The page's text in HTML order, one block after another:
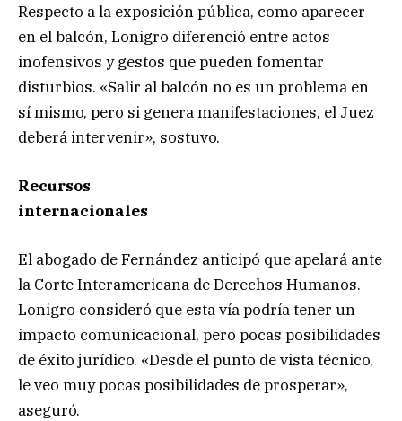
Respecto a la exposición pública, como aparecer
en el balcón, Lonigro diferenció entre actos
inofensivos y gestos que pueden fomentar
disturbios. «Salir al balcón no es un problema en
sí mismo, pero si genera manifestaciones, el Juez
deberá intervenir», sostuvo.
Recursos
internacionales
El abogado de Fernández anticipó que apelará ante
la Corte Interamericana de Derechos Humanos.
Lonigro consideró que esta vía podría tener un
impacto comunicacional, pero pocas posibilidades
de éxito jurídico. «Desde el punto de vista técnico,
le veo muy pocas posibilidades de prosperar»,
aseguró.